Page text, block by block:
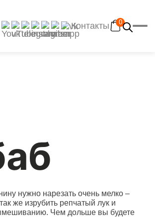
Контакты 0
и оплата
нужно нарезать очень мелко –
же изрубить репчатый лук и
Чем дольше вы будете